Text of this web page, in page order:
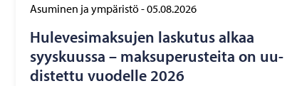
Asuminen ja ympäristö-05.08.2026
Hu­le­ve­si­mak­su­jen las­ku­tus alkaa
syys­kuus­sa – mak­su­pe­rus­tei­ta on uu­
dis­tet­tu vuo­del­le 2026